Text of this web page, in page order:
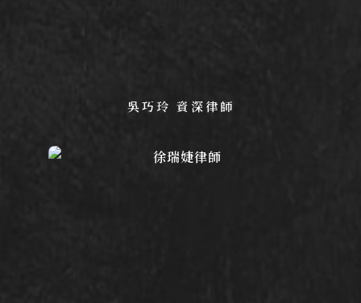
吳巧玲 資深律師